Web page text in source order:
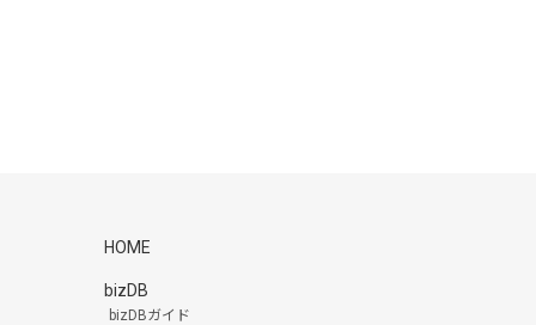
HOME
bizDB
bizDBガイド